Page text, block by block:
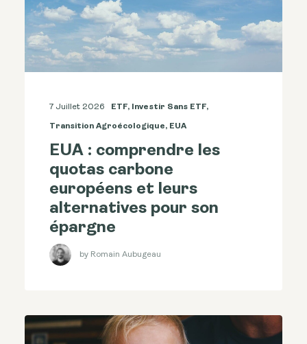
7 Juillet 2026 ETF, Investir Sans ETF,
Transition Agroécologique, EUA
EUA : comprendre les
quotas carbone
européens et leurs
alternatives pour son
épargne
by Romain Aubugeau